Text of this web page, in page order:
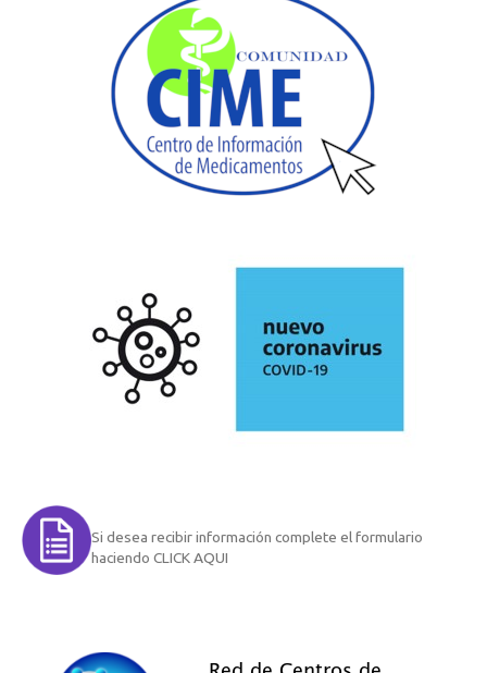
Si desea recibir información complete el formulario
haciendo CLICK AQUI